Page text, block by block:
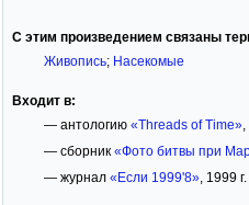
С этим произведением связаны
Живопись; Насекомые
Входит в:
— антологию «Threads of Time»,
— сборник «Фото битвы при
— журнал «Если 1999'8», 1999 г.